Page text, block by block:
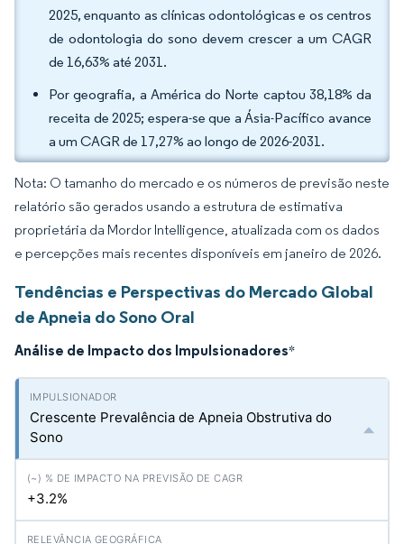
2025, enquanto as clínicas odontológicas e os centros
de odontologia do sono devem crescer a um CAGR
de 16,63% até 2031.
Por geografia, a América do Norte captou 38,18% da
receita de 2025; espera-se que a Ásia-Pacífico avance
a um CAGR de 17,27% ao longo de 2026-2031.
Nota: O tamanho do mercado e os números de previsão neste
relatório são gerados usando a estrutura de estimativa
proprietária da Mordor Intelligence, atualizada com os dados
e percepções mais recentes disponíveis em janeiro de 2026.
Tendências e Perspectivas do Mercado Global
de Apneia do Sono Oral
Análise de Impacto dos Impulsionadores*
Crescente Prevalência de Apneia Obstrutiva do
Sono
+3.2%